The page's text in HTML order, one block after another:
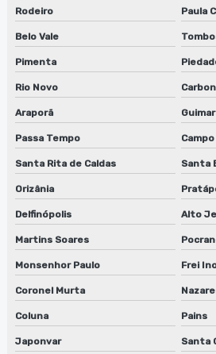
Rodeiro Paula
Belo Vale
Pimenta
Rio Novo
Araporã
Passa Tempo
Santa Rita de Caldas Santa
Orizânia
Delfinópolis Alto
Martins Soares
Monsenhor Paulo Frei
Coronel Murta
Coluna Pains
Japonvar Santa